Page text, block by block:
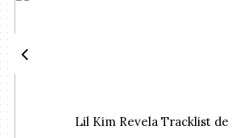
Lil Kim Revela Tracklist de